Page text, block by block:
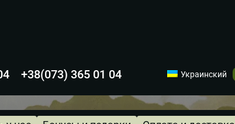
+38(073) 365 01 04 Украинский